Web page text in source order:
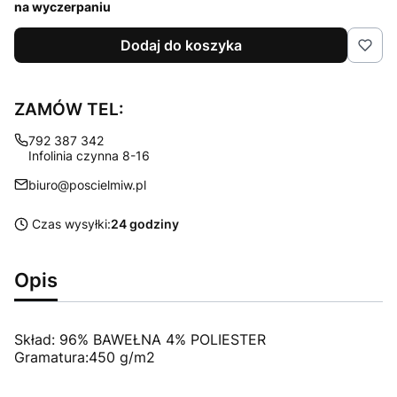
na wyczerpaniu
Dodaj do koszyka
ZAMÓW TEL:
792 387 342
Infolinia czynna 8-16
biuro@poscielmiw.pl
Czas wysyłki:24 godziny
Opis
Skład: 96% BAWEŁNA 4% POLIESTER
Gramatura:450 g/m2